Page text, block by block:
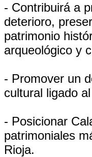
- Contribuirá a
deterioro,
patrimonio
arqueológico y
- Promover un
cultural ligado
- Posicionar
patrimoniales
Rioja.